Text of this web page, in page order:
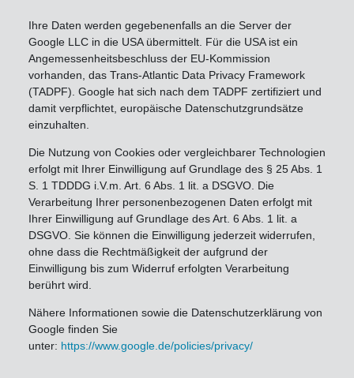
Ihre Daten werden gegebenenfalls an die Server der
Google LLC in die USA übermittelt. Für die USA ist ein
Angemessenheitsbeschluss der EU-Kommission
vorhanden, das Trans-Atlantic Data Privacy Framework
(TADPF). Google hat sich nach dem TADPF zertifiziert und
damit verpflichtet, europäische Datenschutzgrundsätze
einzuhalten.
Die Nutzung von Cookies oder vergleichbarer Technologien
erfolgt mit Ihrer Einwilligung auf Grundlage des § 25 Abs. 1
S. 1 TDDDG i.V.m. Art. 6 Abs. 1 lit. a DSGVO. Die
Verarbeitung Ihrer personenbezogenen Daten erfolgt mit
Ihrer Einwilligung auf Grundlage des Art. 6 Abs. 1 lit. a
DSGVO. Sie können die Einwilligung jederzeit widerrufen,
ohne dass die Rechtmäßigkeit der aufgrund der
Einwilligung bis zum Widerruf erfolgten Verarbeitung
berührt wird.
Nähere Informationen sowie die Datenschutzerklärung von
Google finden Sie
unter: https://www.google.de/policies/privacy/